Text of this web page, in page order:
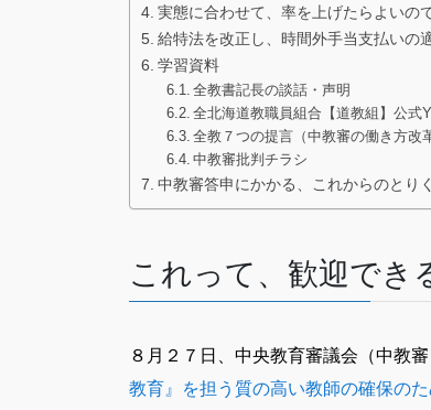
実態に合わせて、率を上げたらよいの
給特法を改正し、時間外手当支払いの
学習資料
全教書記長の談話・声明
全北海道教職員組合【道教組】公式
全教７つの提言（中教審の働き方改
中教審批判チラシ
中教審答申にかかる、これからのとり
これって、歓迎でき
８月２７日、中央教育審議会（中教
教育』を担う質の高い教師の確保の